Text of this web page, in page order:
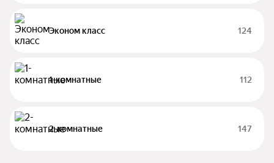
Эконом класс 124
1-комнатные 112
2-комнатные 147